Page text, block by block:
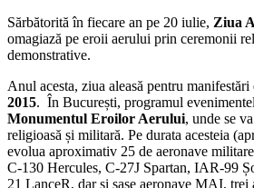
Sărbătorită în fiecare an pe 20 iulie, Ziua
omagiază pe eroii aerului prin ceremonii
demonstrative.
Anul acesta, ziua aleasă pentru manifestări
2015. În București, programul
Monumentul Eroilor Aerului, unde se
religioasă și militară. Pe durata acesteia
evolua aproximativ 25 de aeronave
C-130 Hercules, C-27J Spartan, IAR-99
21 LanceR, dar și șase aeronave MAI, trei